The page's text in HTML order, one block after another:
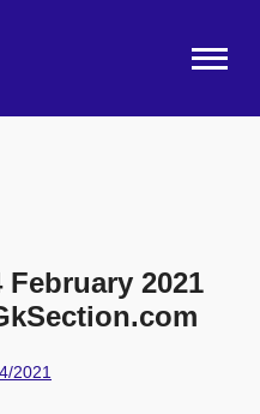
2021
2021